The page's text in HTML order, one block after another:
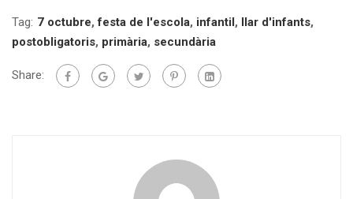
Tag: 7 octubre,festa de l'escola, infantil, llar d'infants,
postobligatoris, primària, secundària
Share: